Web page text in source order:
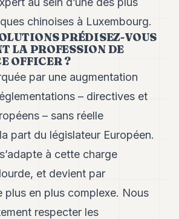
chinoises à Luxembourg.
PRÉDISEZ-VOUS
LA PROFESSION DE
OFFICER ?
par une augmentation
– directives et
– sans réelle
part du législateur Européen.
à cette charge
et devient par
plus en plus complexe. Nous
respecter les